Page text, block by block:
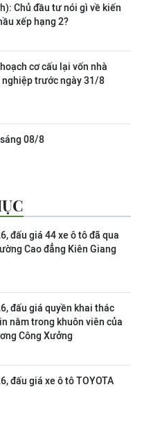
Chủ đầu tư nói gì về kiến
xếp hạng 2?
cơ cấu lại vốn nhà
trước ngày 31/8
08/8
đấu giá 44 xe ô tô đã qua
Cao đẳng Kiên Giang
đấu giá quyền khai thác
nằm trong khuôn viên của
Công Xưởng
đấu giá xe ô tô TOYOTA